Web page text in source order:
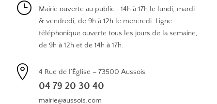
Mairie ouverte au public : 14h à 17h le lundi, mardi
& vendredi, de 9h à 12h le mercredi. Ligne
téléphonique ouverte tous les jours de la semaine,
de 9h à 12h et de 14h à 17h.
4 Rue de l’Église – 73500 Aussois
04 79 20 30 40
mairie@aussois.com